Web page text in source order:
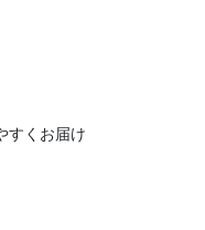
すくお届け